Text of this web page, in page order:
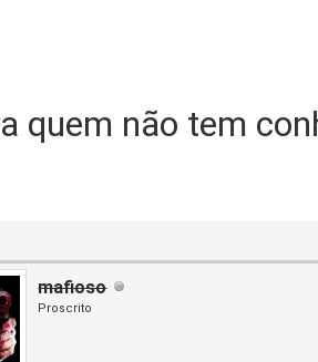
quem não tem
mafioso
Proscrito